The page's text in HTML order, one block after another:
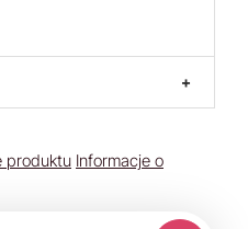
+
produktu Informacje o